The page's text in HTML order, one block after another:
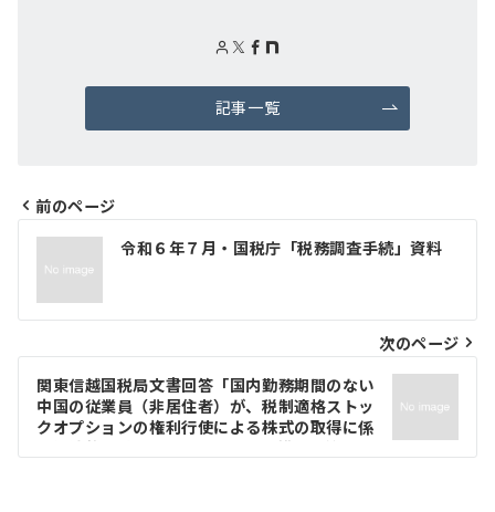
記事一覧
投
ナ
ビ
ゲ
ー
シ
前のページ
令和６年７月・国税庁「税務調査手続」資料
次のページ
関東信越国税局文書回答「国内勤務期間のない
中国の従業員（非居住者）が、税制適格ストッ
クオプションの権利行使による株式の取得に係
る経済的利益について、租税特別措置法第29